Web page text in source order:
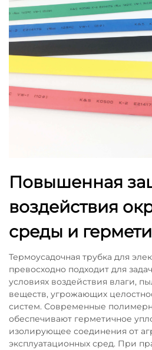
Повышенная
воздействия
среды и
Термоусадочная трубка для
превосходно подходит для
условиях воздействия влаги,
веществ, угрожающих
систем. Современные
обеспечивают герметичное
изолирующее соединения от
эксплуатационных сред. При